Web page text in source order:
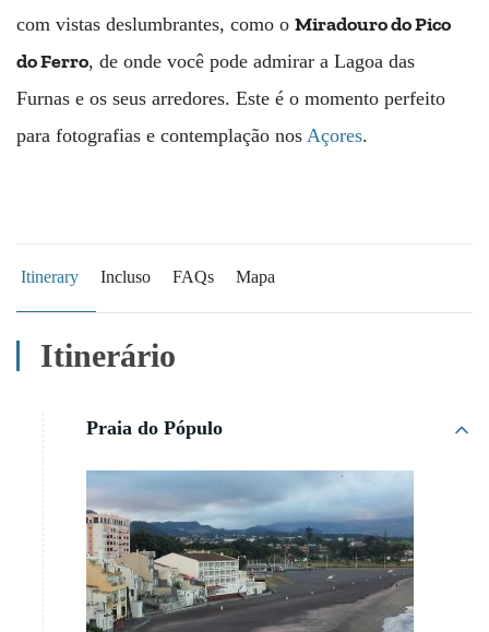
com vistas deslumbrantes, como o Miradouro do Pico
do Ferro, de onde você pode admirar a Lagoa das
Furnas e os seus arredores. Este é o momento perfeito
para fotografias e contemplação nos Açores.
Itinerary Incluso FAQs Mapa
Itinerário
Praia do Pópulo